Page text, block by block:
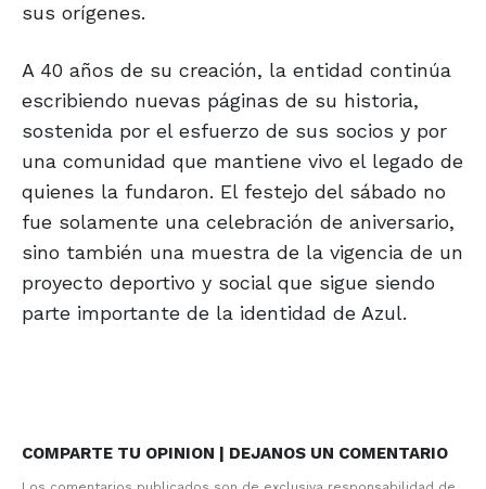
sus orígenes.
A 40 años de su creación, la entidad continúa
escribiendo nuevas páginas de su historia,
sostenida por el esfuerzo de sus socios y por
una comunidad que mantiene vivo el legado de
quienes la fundaron. El festejo del sábado no
fue solamente una celebración de aniversario,
sino también una muestra de la vigencia de un
proyecto deportivo y social que sigue siendo
parte importante de la identidad de Azul.
COMPARTE TU OPINION | DEJANOS UN COMENTARIO